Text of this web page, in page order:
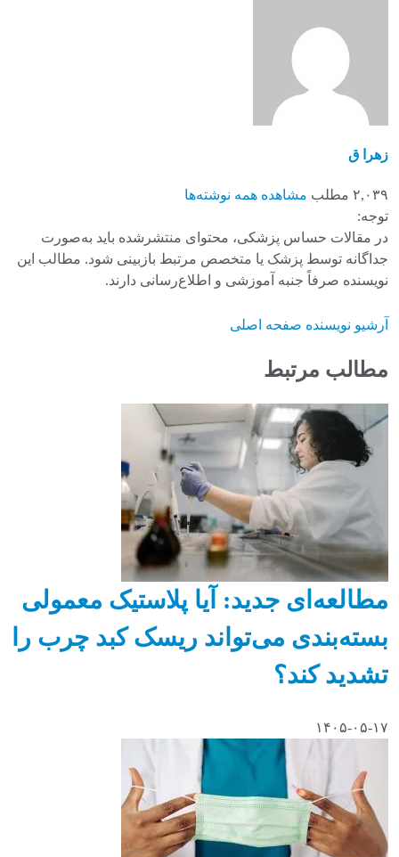
زهرا ق
۲,۰۳۹ مطلب
مشاهده همه نوشته‌ها
توجه:
در مقالات حساس پزشکی، محتوای منتشرشده باید به‌صورت
جداگانه توسط پزشک یا متخصص مرتبط بازبینی شود. مطالب این
نویسنده صرفاً جنبه آموزشی و اطلاع‌رسانی دارند.
آرشیو نویسنده صفحه اصلی
مطالب مرتبط
مطالعه‌ای جدید: آیا پلاستیک معمولی
بسته‌بندی می‌تواند ریسک کبد چرب را
تشدید کند؟
۱۴۰۵-۰۵-۱۷